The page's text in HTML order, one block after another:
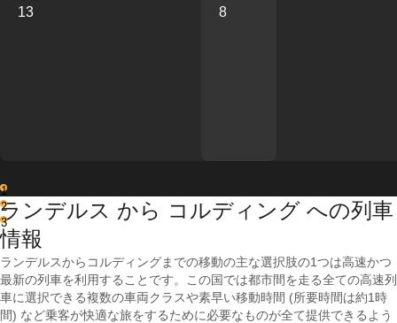
13 8
1
2
3
ランデルス から コルディング への列車
情報
ランデルスからコルディングまでの移動の主な選択肢の1つは高速かつ
最新の列車を利用することです。この国では都市間を走る全ての高速列
車に選択できる複数の車両クラスや素早い移動時間 (所要時間は約1時
間) など乗客が快適な旅をするために必要なものが全て提供できるよう